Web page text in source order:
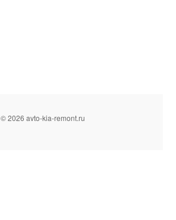
© 2026 avto-kia-remont.ru